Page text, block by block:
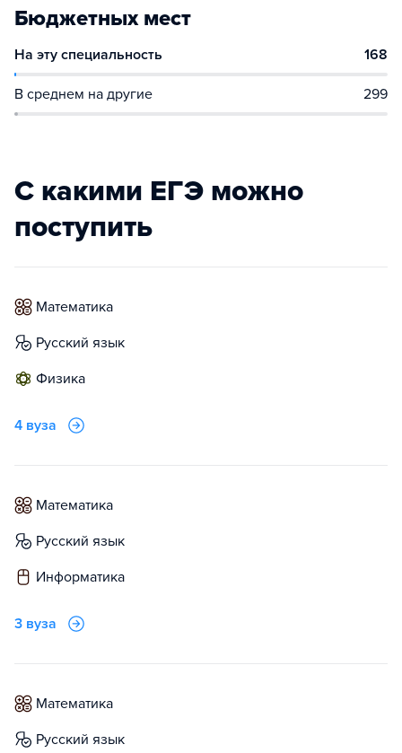
Бюджетных мест
На эту специальность 168
В среднем на другие 299
С какими ЕГЭ можно
поступить
математика
русский язык
физика
4 вуза
математика
русский язык
информатика
3 вуза
математика
русский язык